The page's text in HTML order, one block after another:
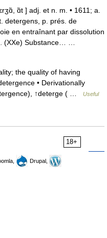
ɑ̃t ] adj. et n. m. • 1611; a.
detergens, p. prés. de
en entraînant par dissolution
(XXe) Substance… …
the quality of having
• Derivationally
↑deterge ( …
Useful
18+
Drupal,